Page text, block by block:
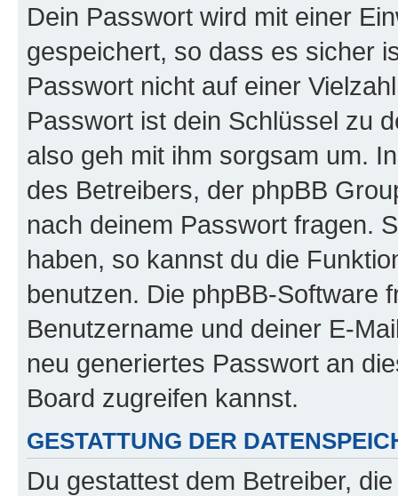
Dein Passwort wird mit einer
gespeichert, so dass es sicher
Passwort nicht auf einer
Passwort ist dein Schlüssel zu
also geh mit ihm sorgsam um.
des Betreibers, der phpBB
nach deinem Passwort fragen.
haben, so kannst du die
benutzen. Die phpBB-Software
Benutzername und deiner E-
neu generiertes Passwort an
Board zugreifen kannst.
GESTATTUNG DER
Du gestattest dem Betreiber,